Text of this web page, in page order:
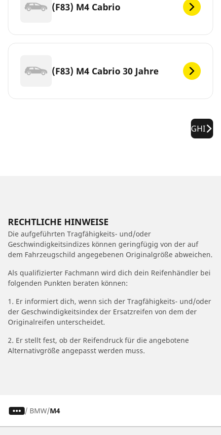
(F83) M4 Cabrio
(F83) M4 Cabrio 30 Jahre
GHI
RECHTLICHE HINWEISE
Die aufgeführten Tragfähigkeits- und/oder
Geschwindigkeitsindizes können geringfügig von der auf
dem Fahrzeugschild angegebenen Originalgröße abweichen.
Als qualifizierter Fachmann wird dich dein Reifenhändler bei
folgenden Punkten beraten können:
1. Er informiert dich, wenn sich der Tragfähigkeits- und/oder
der Geschwindigkeitsindex der Ersatzreifen von dem der
Originalreifen unterscheidet.
2. Er stellt fest, ob der Reifendruck für die angebotene
Alternativgröße angepasst werden muss.
/ BMW M4